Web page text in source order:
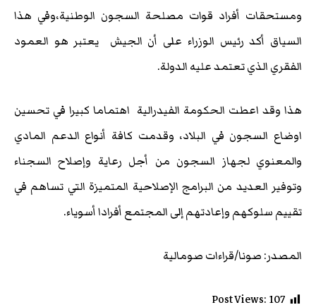
ومستحقات أفراد قوات مصلحة السجون الوطنية،وفي هذا
السياق أكد رئيس الوزراء على أن الجيش يعتبر هو العمود
الفقري الذي تعتمد عليه الدولة.
هذا وقد اعطت الحكومة الفيدرالية اهتماما كبيرا في تحسين
اوضاع السجون في البلاد، وقدمت كافة أنواع الدعم المادي
والمعنوي لجهاز السجون من أجل رعاية وإصلاح السجناء
وتوفير العديد من البرامج الإصلاحية المتميزة التي تساهم في
تقييم سلوكهم وإعادتهم إلى المجتمع أفرادا أسوياء.
المصدر: صونا/قراءات صومالية
Post Views: 107